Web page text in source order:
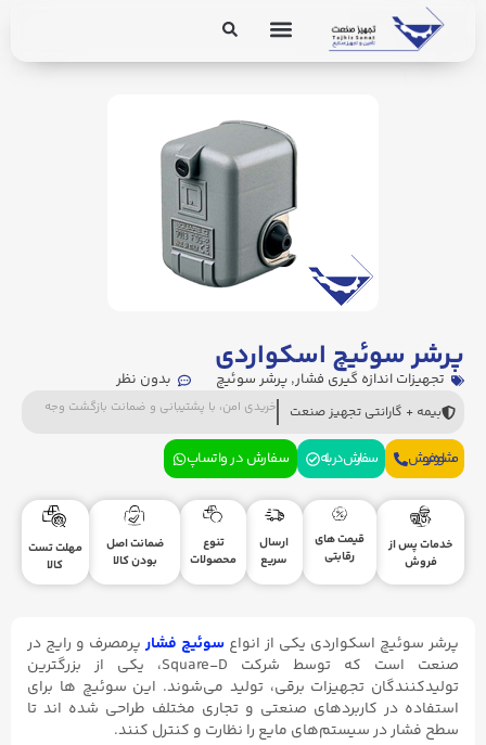
پرشر سوئیچ اسکواردی
تجهیزات اندازه گیری فشار, پرشر سوئیچ بدون نظر
بیمه + گارانتی تجهیز صنعت خریدی امن، با پشتیبانی و ضمانت بازگشت وجه
مشاوره فروش سفارش در بله سفارش در واتساپ
خدمات پس از
فروش
قیمت های
رقابتی
ارسال
سریع
تنوع
محصولات
ضمانت اصل
بودن کالا
مهلت تست
کالا
پرشر سوئیچ اسکواردی یکی از انواع سوئیچ فشار پرمصرف و رایج در
صنعت است که توسط شرکت Square-D، یکی از بزرگترین
تولیدکنندگان تجهیزات برقی، تولید می‌شوند. این سوئیچ‌ ها برای
استفاده در کاربردهای صنعتی و تجاری مختلف طراحی شده‌ اند تا
سطح فشار در سیستم‌های مایع را نظارت و کنترل کنند.